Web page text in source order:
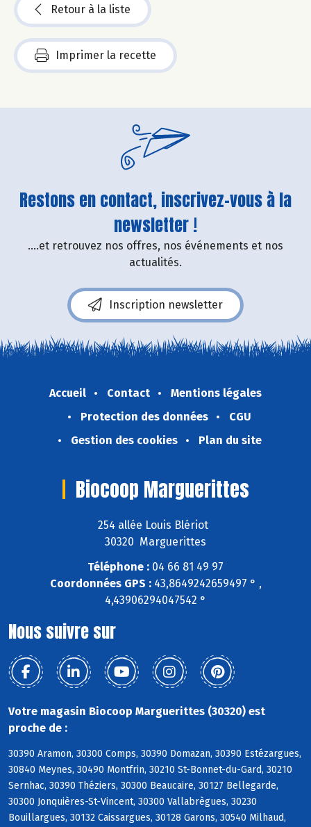
Retour à la liste
Imprimer la recette
Restons en contact, inscrivez-vous à la
newsletter !
....et retrouvez nos offres, nos événements et nos
actualités.
Inscription newsletter
Accueil Contact
Mentions légales
Protection des données
CGU
Gestion des cookies
Plan du site
Biocoop Marguerittes
254 allée Louis Blériot
30320 Marguerittes
Téléphone : 04 66 81 49 97
Coordonnées GPS :43,8649242659497 ° ,
4,43906294047542 °
Nous suivre sur
Votre magasin Biocoop Marguerittes (30320) est
proche de :
30390 Aramon, 30300 Comps, 30390 Domazan, 30390 Estézargues,
30840 Meynes, 30490 Montfrin, 30210 St-Bonnet-du-Gard, 30210
Sernhac, 30390 Théziers, 30300 Beaucaire, 30127 Bellegarde,
30300 Jonquières-St-Vincent, 30300 Vallabrègues, 30230
Bouillargues, 30132 Caissargues, 30128 Garons, 30540 Milhaud,